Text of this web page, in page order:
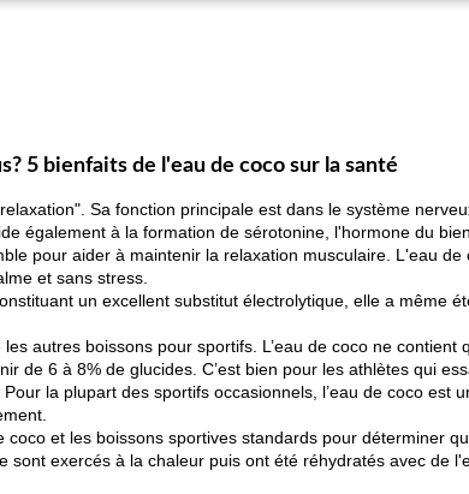
5 bienfaits de l'eau de coco sur la santé
Sa fonction principale est dans le système
également à la formation de sérotonine, l'hormone du
pour aider à maintenir la relaxation musculaire. L'eau
et sans stress.
un excellent substitut électrolytique, elle a même
autres boissons pour sportifs. L’eau de coco ne contient
de 6 à 8% de glucides. C’est bien pour les athlètes qui
la plupart des sportifs occasionnels, l’eau de coco est
et les boissons sportives standards pour déterminer
sont exercés à la chaleur puis ont été réhydratés avec de